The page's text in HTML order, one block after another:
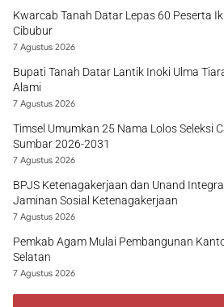
Kwarcab Tanah Datar Lepas 60 Peserta
Cibubur
7 Agustus 2026
Bupati Tanah Datar Lantik Inoki Ulma
Alami
7 Agustus 2026
Timsel Umumkan 25 Nama Lolos Seleksi
Sumbar 2026-2031
7 Agustus 2026
BPJS Ketenagakerjaan dan Unand
Jaminan Sosial Ketenagakerjaan
7 Agustus 2026
Pemkab Agam Mulai Pembangunan
Selatan
7 Agustus 2026